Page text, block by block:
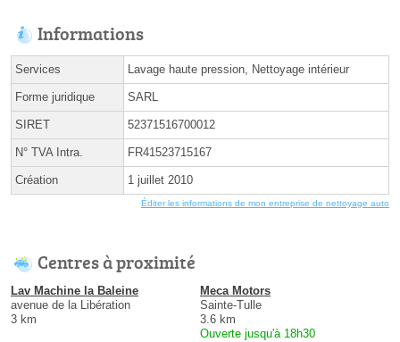
Informations
Services Lavage haute pression, Nettoyage intérieur
Forme juridique SARL
SIRET 52371516700012
N° TVA Intra. FR41523715167
Création 1 juillet 2010
Éditer les informations de mon entreprise de nettoyage auto
Centres à proximité
Lav Machine la Baleine
avenue de la Libération
3 km
Meca Motors
Sainte-Tulle
3.6 km
Ouverte jusqu'à 18h30